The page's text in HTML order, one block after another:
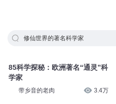
修仙世界的著名科学家
85科学探秘：欧洲著名“通灵”科
学家
带乡音的老肉 3.4万